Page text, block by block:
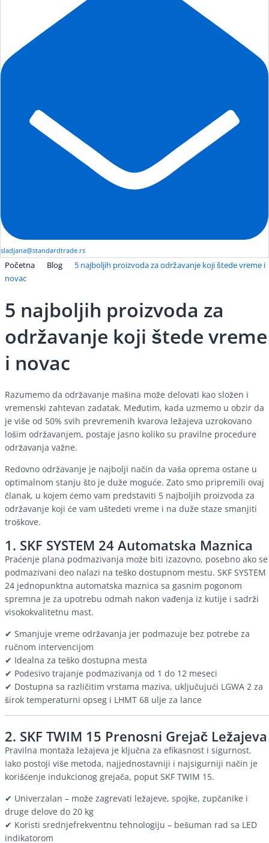
sladjana@standardtrade.rs
Početna Blog
5 najboljih proizvoda za održavanje koji štede vreme i
novac
5 najboljih proizvoda za
održavanje koji štede vreme
i novac
Razumemo da održavanje mašina može delovati kao složen i
vremenski zahtevan zadatak. Međutim, kada uzmemo u obzir da
je više od 50% svih prevremenih kvarova ležajeva uzrokovano
lošim održavanjem, postaje jasno koliko su pravilne procedure
održavanja važne.
Redovno održavanje je najbolji način da vaša oprema ostane u
optimalnom stanju što je duže moguće. Zato smo pripremili ovaj
članak, u kojem ćemo vam predstaviti 5 najboljih proizvoda za
održavanje koji će vam uštedeti vreme i na duže staze smanjiti
troškove.
1. SKF SYSTEM 24 Automatska Maznica
Praćenje plana podmazivanja može biti izazovno, posebno ako se
podmazivani deo nalazi na teško dostupnom mestu. SKF SYSTEM
24 jednopunktna automatska maznica sa gasnim pogonom
spremna je za upotrebu odmah nakon vađenja iz kutije i sadrži
visokokvalitetnu mast.
✔ Smanjuje vreme održavanja jer podmazuje bez potrebe za
ručnom intervencijom
✔ Idealna za teško dostupna mesta
✔ Podesivo trajanje podmazivanja od 1 do 12 meseci
✔ Dostupna sa različitim vrstama maziva, uključujući LGWA 2 za
širok temperaturni opseg i LHMT 68 ulje za lance
2. SKF TWIM 15 Prenosni Grejač Ležajeva
Pravilna montaža ležajeva je ključna za efikasnost i sigurnost.
Iako postoji više metoda, najjednostavniji i najsigurniji način je
korišćenje indukcionog grejača, poput SKF TWIM 15.
✔ Univerzalan – može zagrevati ležajeve, spojke, zupčanike i
druge delove do 20 kg
✔ Koristi srednjefrekventnu tehnologiju – bešuman rad sa LED
indikatorom